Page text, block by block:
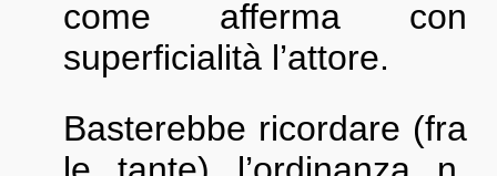
come afferma con
superficialità l’attore.
Basterebbe ricordare (fra